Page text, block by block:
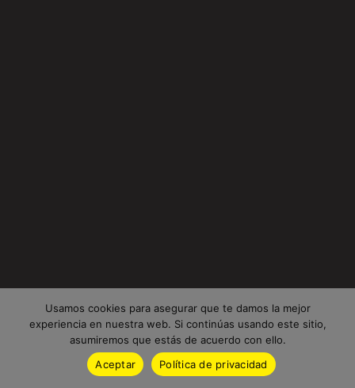
Usamos cookies para asegurar que te damos la mejor
experiencia en nuestra web. Si continúas usando este sitio,
asumiremos que estás de acuerdo con ello.
Aceptar
Política de privacidad